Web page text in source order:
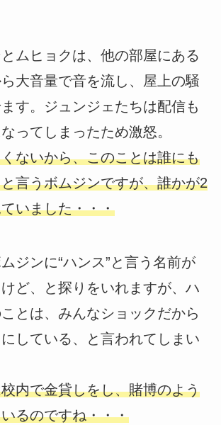
ムヒョクは、他の部屋にある
大音量で音を流し、屋上の騒
す。ジュンジェたちは配信も
ってしまったため激怒。
ないから、このことは誰にも
言うボムジンですが、誰かが2
いました・・・
ジンに“ハンス”と言う名前が
ど、と探りをいれますが、ハ
とは、みんなショックだから
している、と言われてしまい
内で金貸しをし、賭博のよう
るのですね・・・